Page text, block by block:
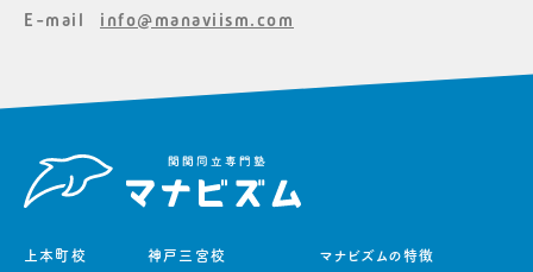
E-mail
info@manaviism.com
上本町校 神戸三宮校
マナビズムの特徴